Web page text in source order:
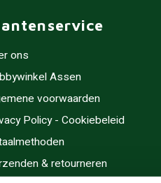
ons
Assen
voorwaarden
Policy - Cookiebeleid
& retourneren